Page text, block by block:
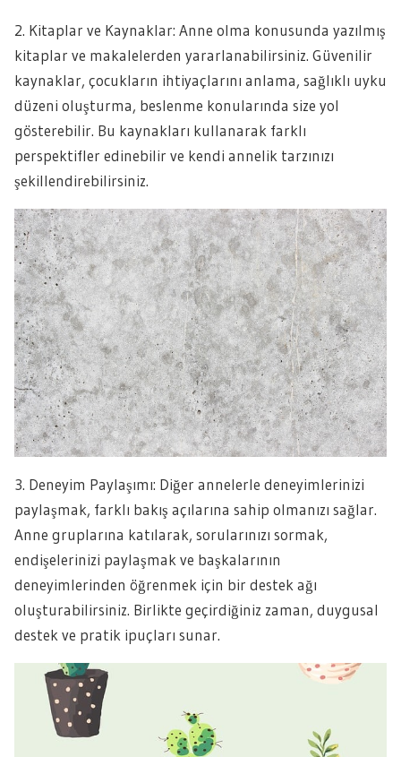
2. Kitaplar ve Kaynaklar: Anne olma konusunda yazılmış
kitaplar ve makalelerden yararlanabilirsiniz. Güvenilir
kaynaklar, çocukların ihtiyaçlarını anlama, sağlıklı uyku
düzeni oluşturma, beslenme konularında size yol
gösterebilir. Bu kaynakları kullanarak farklı
perspektifler edinebilir ve kendi annelik tarzınızı
şekillendirebilirsiniz.
3. Deneyim Paylaşımı: Diğer annelerle deneyimlerinizi
paylaşmak, farklı bakış açılarına sahip olmanızı sağlar.
Anne gruplarına katılarak, sorularınızı sormak,
endişelerinizi paylaşmak ve başkalarının
deneyimlerinden öğrenmek için bir destek ağı
oluşturabilirsiniz. Birlikte geçirdiğiniz zaman, duygusal
destek ve pratik ipuçları sunar.